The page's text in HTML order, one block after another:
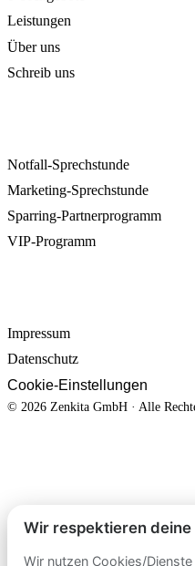
Leistungen
Über uns
Schreib uns
Notfall-Sprechstunde
Marketing-Sprechstunde
Sparring-Partnerprogramm
VIP-Programm
Impressum
Datenschutz
Cookie-Einstellungen
© 2026 Zenkita GmbH · Alle
Wir respektieren
Wir nutzen Cookies/